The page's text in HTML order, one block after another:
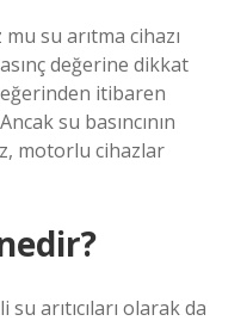
su arıtma cihazı
değerine dikkat
itibaren
su basıncının
motorlu cihazlar
su arıtıcıları olarak da